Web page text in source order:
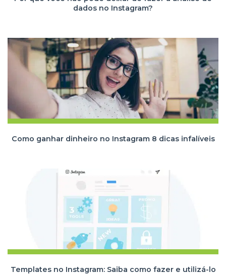
dados no Instagram?
Como ganhar dinheiro no Instagram 8 dicas infalíveis
Templates no Instagram: Saiba como fazer e utilizá-lo